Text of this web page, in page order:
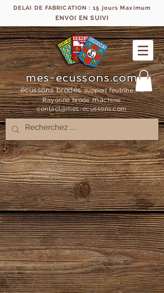
DELAI DE FABRICATION : 15 jours Maximum
ENVOI EN SUIVI
mes-ecussons.com
écussons brodés support feutrine, fil
Rayonne brodémachine
contact@mes-ecussons.com